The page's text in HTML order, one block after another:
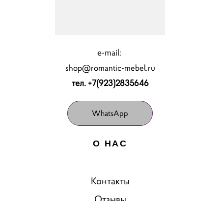
e-mail:
shop@romantic-mebel.ru
тел. +7(923)2835646
WhatsApp
О НАС
Контакты